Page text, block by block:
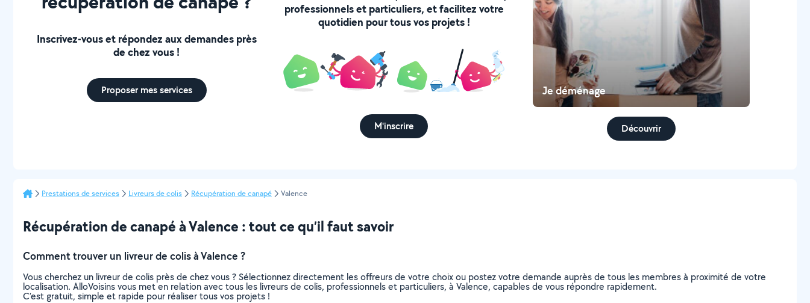
Inscrivez-vous et répondez aux demandes près
de chez vous !
Proposer mes services
professionnels et particuliers, et facilitez votre
quotidien pour tous vos projets !
M'inscrire
Je déménage
Découvrir
Prestations de services Livreurs de colis Récupération de canapé Valence
Récupération de canapé à Valence : tout ce qu’il faut savoir
Comment trouver un livreur de colis à Valence ?
Vous cherchez un livreur de colis près de chez vous ? Sélectionnez directement les offreurs de votre choix ou postez votre demande auprès de tous les membres à proximité de votre
localisation. AlloVoisins vous met en relation avec tous les livreurs de colis, professionnels et particuliers, à Valence, capables de vous répondre rapidement.
C’est gratuit, simple et rapide pour réaliser tous vos projets !